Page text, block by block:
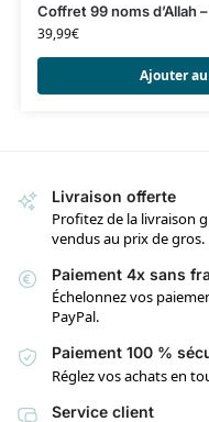
Coffret 99 noms d’Allah
39,99€
Ajouter
Livraison offerte
Profitez de la livraison
vendus au prix de gros.
Paiement 4x sans
Échelonnez vos
PayPal.
Paiement 100 %
Réglez vos achats en
Service client